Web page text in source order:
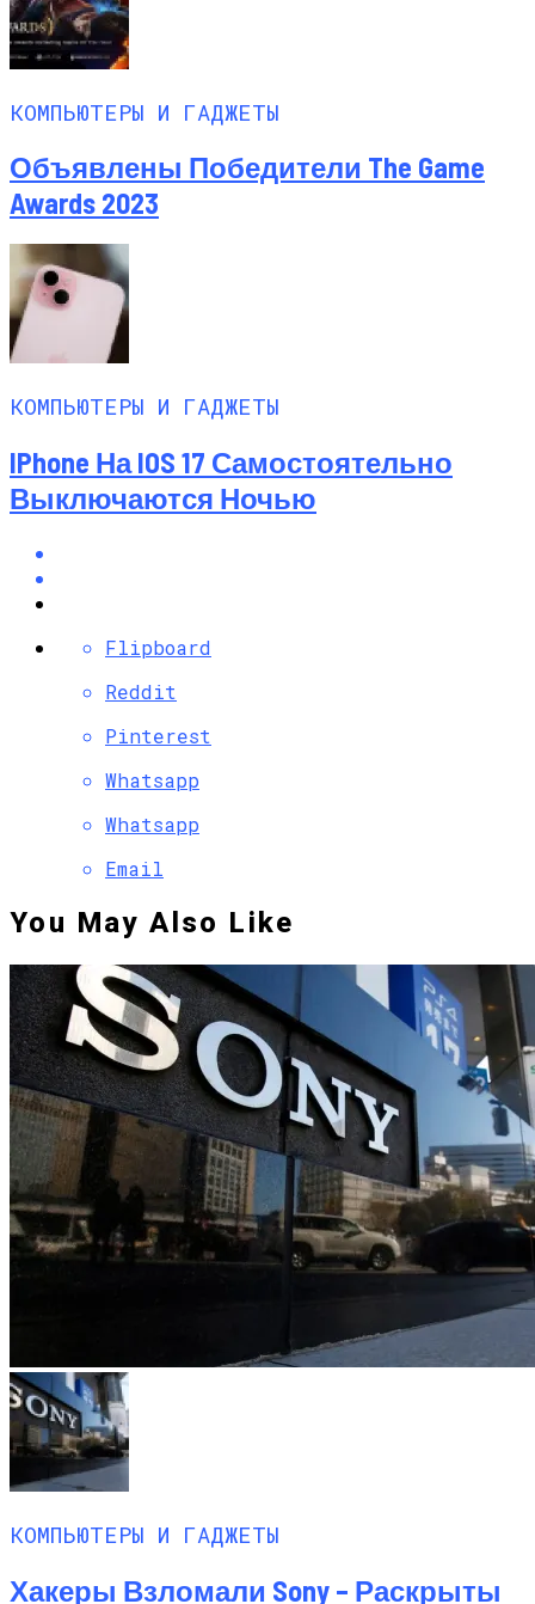
КОМПЬЮТЕРЫ И ГАДЖЕТЫ
Объявлены Победители The Game
Awards 2023
КОМПЬЮТЕРЫ И ГАДЖЕТЫ
IPhone На IOS 17 Самостоятельно
Выключаются Ночью
Flipboard
Reddit
Pinterest
Whatsapp
Whatsapp
Email
You May Also Like
КОМПЬЮТЕРЫ И ГАДЖЕТЫ
Хакеры Взломали Sony – Раскрыты